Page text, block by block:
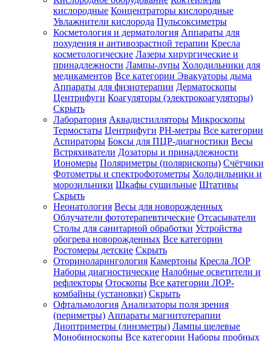
Зарегистрироваться
Зачем
регистрироваться?
Все
покупки
одном
месте
Личный
менеджер
Отслеживание
статуса
заказа
кислородные Концентраторы кислородные
Увлажнители кислорода Пульсоксиметры
Косметология и дерматология Аппараты для
похудения и антивозрастной терапии Кресла
косметологические Лазеры хирургические и
принадлежности Лампы-лупы Холодильники для
медикаментов Все категории Эвакуаторы дыма
Аппараты для физиотерапии Дерматоскопы
Центрифуги Коагуляторы (электрокоагуляторы)
Скрыть
Лаборатория Аквадистилляторы Микроскопы
Термостаты Центрифуги PH-метры Все категории
Аспираторы Боксы для ПЦР-диагностики Весы
Встряхиватели Дозаторы и принадлежности
Иономеры Поляриметры (полярископы) Счётчики
Фотометры и спектрофотометры Холодильники и
морозильники Шкафы сушильные Штативы
Скрыть
Неонатология Весы для новорожденных
Облучатели фототерапевтические Отсасыватели
Столы для санитарной обработки Устройства
обогрева новорожденных Все категории
Ростомеры детские Скрыть
Оториноларингология Камертоны Кресла ЛОР
Наборы диагностические Налобные осветители и
рефлекторы Отоскопы Все категории ЛОР-
комбайны (установки) Скрыть
Офтальмология Анализаторы поля зрения
(периметры) Аппараты магнитотерапии
Диоптриметры (линзметры) Лампы щелевые
Монобиноскопы Все категории Наборы пробных